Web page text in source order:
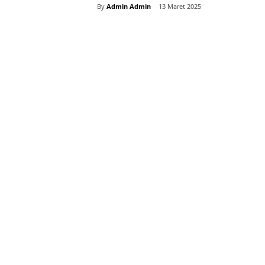
By Admin Admin 13 Maret 2025